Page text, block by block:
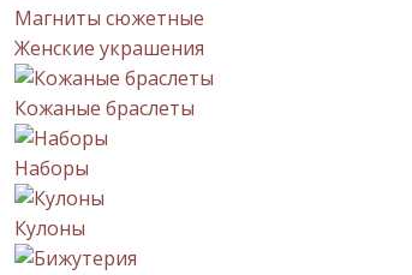
Магниты сюжетные
Женские украшения
Кожаные браслеты
Наборы
Кулоны